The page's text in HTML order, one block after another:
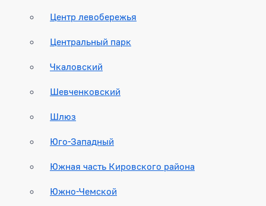
Центр левобережья
Центральный парк
Чкаловский
Шевченковский
Шлюз
Юго-Западный
Южная часть Кировского района
Южно-Чемской